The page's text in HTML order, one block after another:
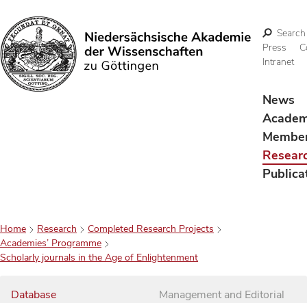
Search
Search
Press
Intranet
News
Home Research
Completed Research Projects
Academies’ Programme
Scholarly journals in the Age of Enlightenment
Database
Management and Editorial